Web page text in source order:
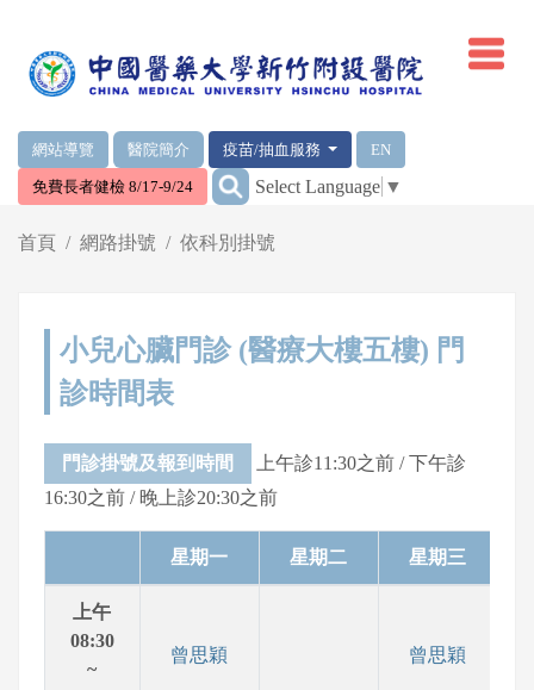
網站導覽 醫院簡介 疫苗/抽血服務 EN
免費長者健檢 8/17-9/24 ::: Select Language ▼
首頁 網路掛號 依科別掛號
小兒心臟門診 (醫療大樓五樓) 門
診時間表
門診掛號及報到時間
上午診11:30之前 / 下午診
16:30之前 / 晚上診20:30之前
星期一 星期二 星期三
上午
08:30
~
曾思穎 曾思穎